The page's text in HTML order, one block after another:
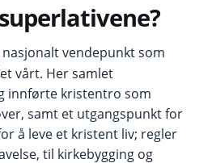
vendepunkt som
vårt. Her samlet
innførte kristentro som
samt et utgangspunkt for
å leve et kristent liv; regler
til kirkebygging og